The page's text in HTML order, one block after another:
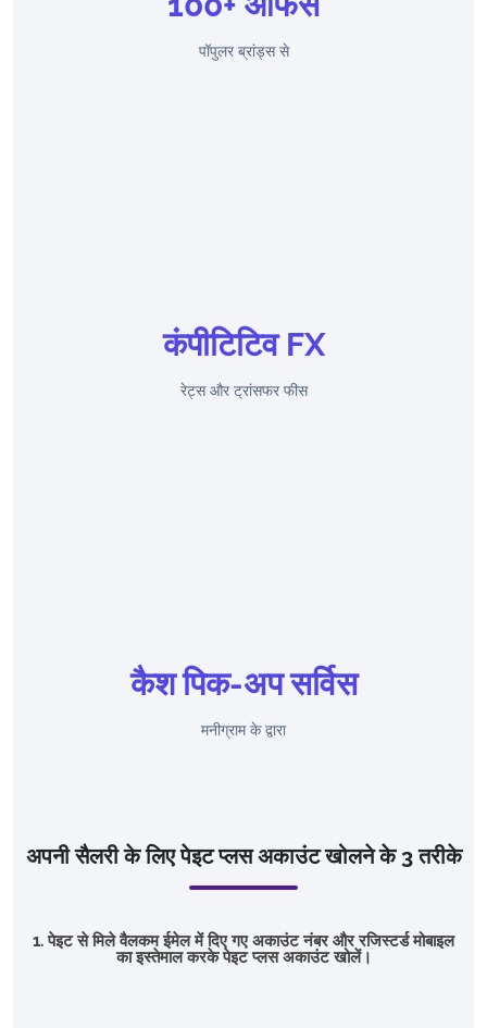
पॉपुलर ब्रांड्स से
कंपीटिटिव FX
रेट्स और ट्रांसफर फीस
कैश पिक-अप सर्विस
मनीग्राम के द्वारा
अपनी सैलरी के लिए पेइट प्लस अकाउंट खोलने के 3 तरीके
1. पेइट से मिले वैलकम ईमेल में दिए गए अकाउंट नंबर और रजिस्टर्ड मोबाइल
का इस्तेमाल करके पेइट प्लस अकाउंट खोलें।